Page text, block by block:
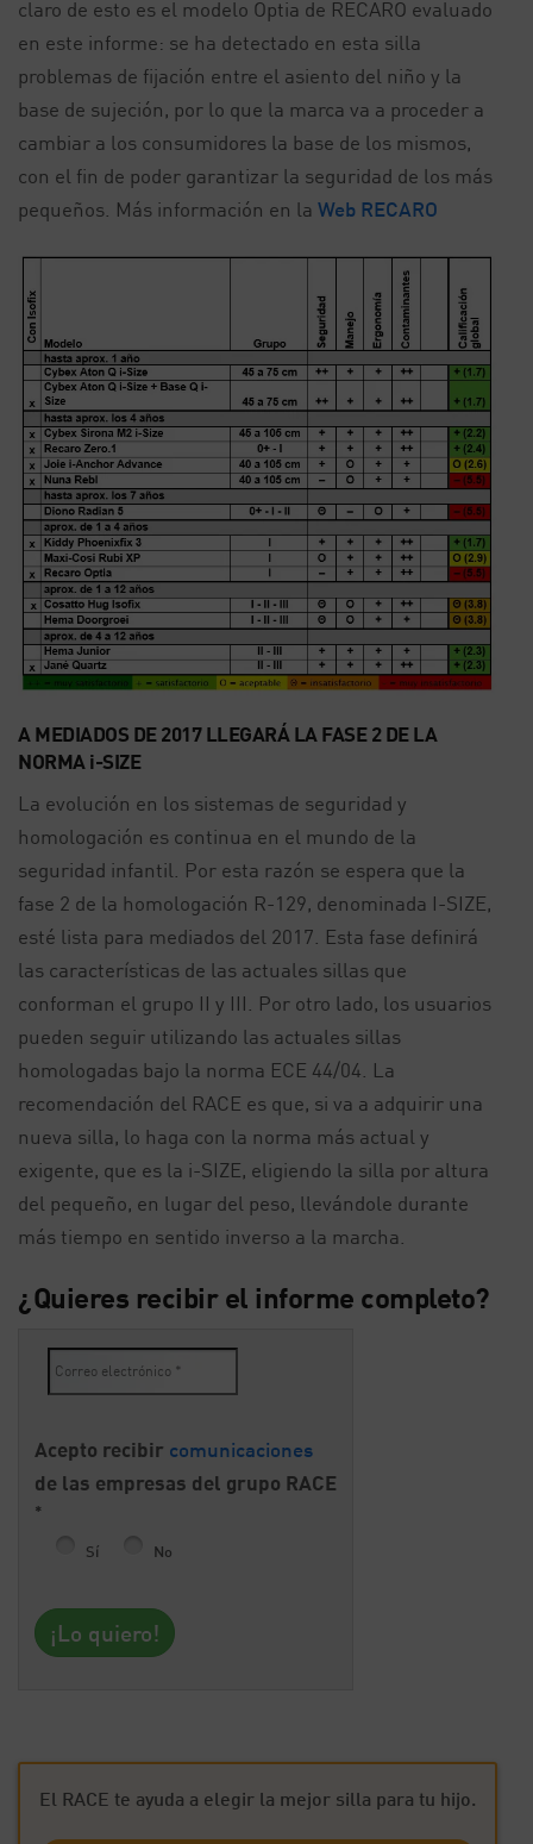
claro de esto es el modelo Optia de RECARO evaluado
en este informe: se ha detectado en esta silla
problemas de fijación entre el asiento del niño y la
base de sujeción, por lo que la marca va a proceder a
cambiar a los consumidores la base de los mismos,
con el fin de poder garantizar la seguridad de los más
pequeños. Más información en la Web RECARO
A MEDIADOS DE 2017 LLEGARÁ LA FASE 2 DE LA
NORMA i-SIZE
La evolución en los sistemas de seguridad y
homologación es continua en el mundo de la
seguridad infantil. Por esta razón se espera que la
fase 2 de la homologación R-129, denominada I-SIZE,
esté lista para mediados del 2017. Esta fase definirá
las características de las actuales sillas que
conforman el grupo II y III. Por otro lado, los usuarios
pueden seguir utilizando las actuales sillas
homologadas bajo la norma ECE 44/04. La
recomendación del RACE es que, si va a adquirir una
nueva silla, lo haga con la norma más actual y
exigente, que es la i-SIZE, eligiendo la silla por altura
del pequeño, en lugar del peso, llevándole durante
más tiempo en sentido inverso a la marcha.
¿Quieres recibir el informe completo?
Acepto recibir comunicaciones
de las empresas del grupo RACE
*
Sí No
El RACE te ayuda a elegir la mejor silla para tu hijo.